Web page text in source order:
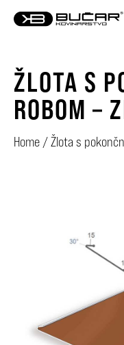
ŽLOTA S
ROBOM –
Home /Žlota s